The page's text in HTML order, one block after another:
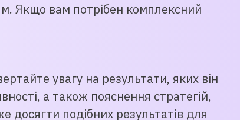
Якщо вам потрібен комплексний
увагу на результати, яких він
а також пояснення стратегій,
досягти подібних результатів для